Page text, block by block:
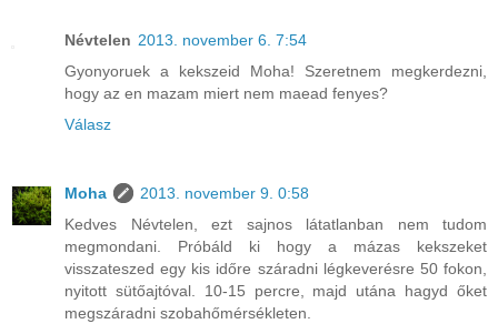
Névtelen 2013. november 6. 7:54
Gyonyoruek a kekszeid Moha! Szeretnem megkerdezni,
hogy az en mazam miert nem maead fenyes?
Válasz
Moha
2013. november 9. 0:58
Kedves Névtelen, ezt sajnos látatlanban nem tudom
megmondani. Próbáld ki hogy a mázas kekszeket
visszateszed egy kis időre száradni légkeverésre 50 fokon,
nyitott sütőajtóval. 10-15 percre, majd utána hagyd őket
megszáradni szobahőmérsékleten.